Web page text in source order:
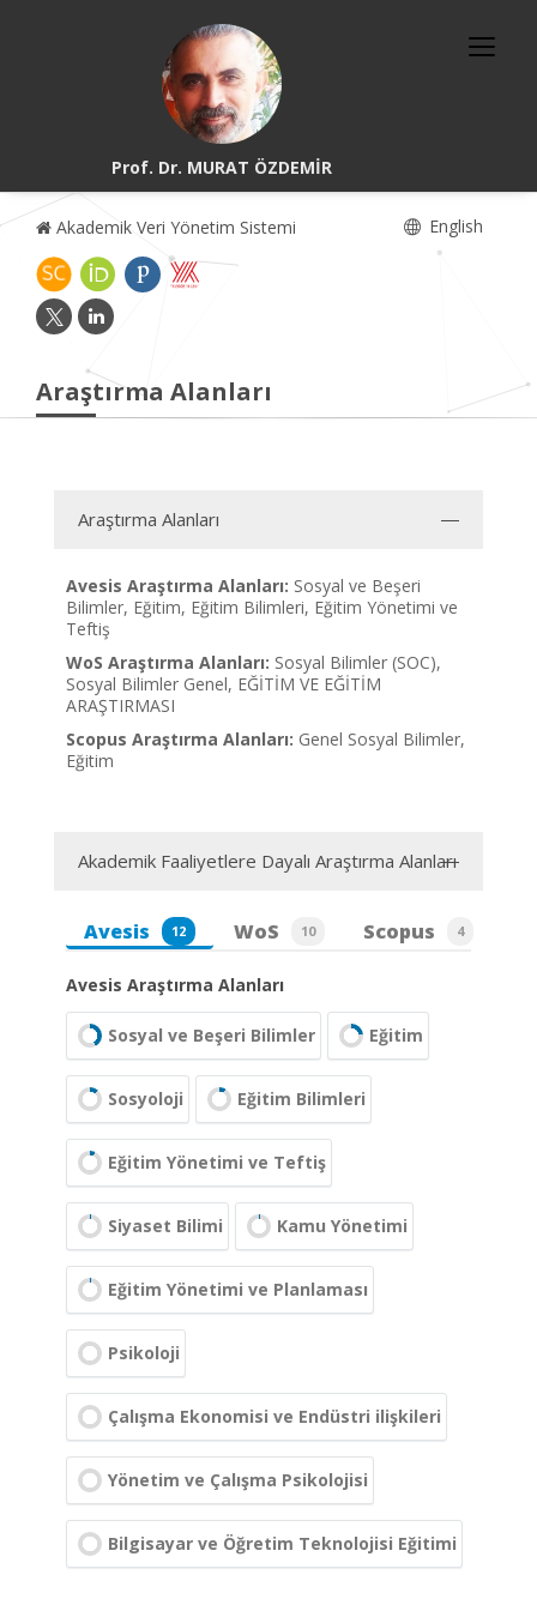
Prof. Dr. MURAT ÖZDEMİR
Akademik Veri Yönetim Sistemi English
Araştırma Alanları
Araştırma Alanları
Avesis Araştırma Alanları: Sosyal ve Beşeri
Bilimler, Eğitim, Eğitim Bilimleri, Eğitim Yönetimi ve
Teftiş
WoS Araştırma Alanları: Sosyal Bilimler (SOC),
Sosyal Bilimler Genel, EĞİTİM VE EĞİTİM
ARAŞTIRMASI
Scopus Araştırma Alanları: Genel Sosyal Bilimler,
Eğitim
Akademik Faaliyetlere Dayalı Araştırma Alanları
Avesis 12 WoS 10 Scopus 4
Avesis Araştırma Alanları
Sosyal ve Beşeri Bilimler Eğitim
Sosyoloji Eğitim Bilimleri
Eğitim Yönetimi ve Teftiş
Siyaset Bilimi Kamu Yönetimi
Eğitim Yönetimi ve Planlaması
Psikoloji
Çalışma Ekonomisi ve Endüstri ilişkileri
Yönetim ve Çalışma Psikolojisi
Bilgisayar ve Öğretim Teknolojisi Eğitimi